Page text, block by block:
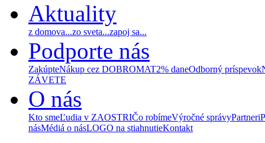
Aktuality
z domova...zo sveta...zapoj sa...
Podporte nás
ZakúpteNákup cez DOBROMAT2% daneOdborný príspevok
ZÁVETE
O nás
Kto smeĽudia v ZAOSTRIČo robímeVýročné správyPartneri
násMédiá o násLOGO na stiahnutieKontakt